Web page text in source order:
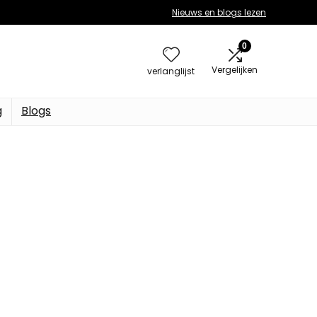
Nieuws en blogs lezen
verlanglijst
0
Vergelijken
Blogs